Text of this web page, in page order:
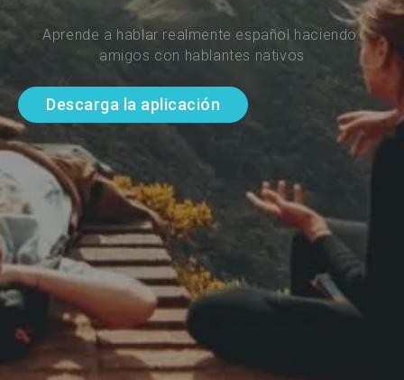
Aprende a hablar realmente español haciendo
amigos con hablantes nativos
Descarga la aplicación